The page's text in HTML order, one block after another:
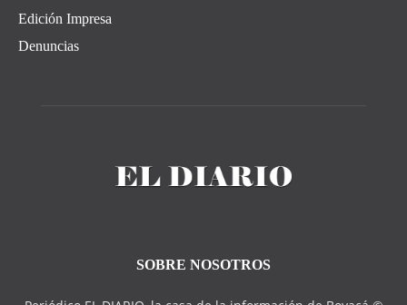
Edición Impresa
Denuncias
SOBRE NOSOTROS